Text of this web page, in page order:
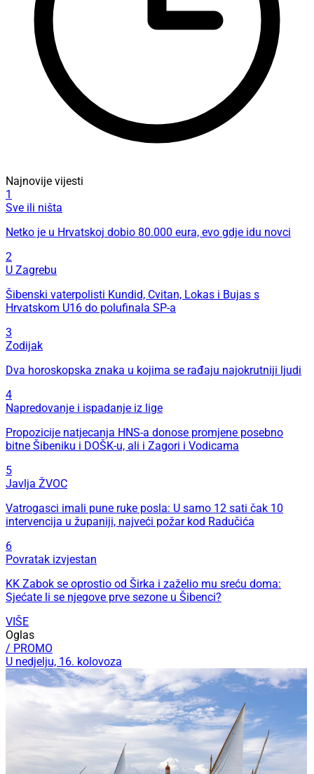
Najnovije vijesti
1
Sve ili ništa
Netko je u Hrvatskoj dobio 80.000 eura, evo gdje idu novci
2
U Zagrebu
Šibenski vaterpolisti Kundid, Cvitan, Lokas i Bujas s
Hrvatskom U16 do polufinala SP-a
3
Zodijak
Dva horoskopska znaka u kojima se rađaju najokrutniji ljudi
4
Napredovanje i ispadanje iz lige
Propozicije natjecanja HNS-a donose promjene posebno
bitne Šibeniku i DOŠK-u, ali i Zagori i Vodicama
5
Javlja ŽVOC
Vatrogasci imali pune ruke posla: U samo 12 sati čak 10
intervencija u županiji, najveći požar kod Radučića
6
Povratak izvjestan
KK Zabok se oprostio od Širka i zaželio mu sreću doma:
Sjećate li se njegove prve sezone u Šibenci?
VIŠE
Oglas
/ PROMO
U nedjelju, 16. kolovoza